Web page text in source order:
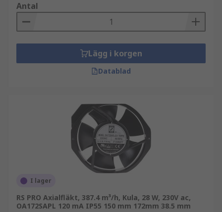
Antal
Lägg i korgen
Datablad
I lager
RS PRO Axialfläkt, 387.4 m³/h, Kula, 28 W, 230V ac,
OA172SAPL 120 mA IP55 150 mm 172mm 38.5 mm